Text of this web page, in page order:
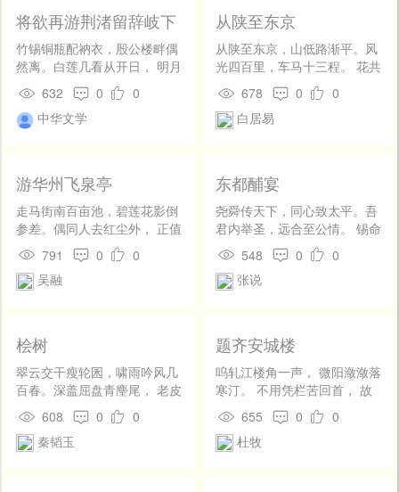
倒是“革新通信社”。其实是，
这岂但奚落了“则其十之八九，
确为共产分子无疑”的漆树芬而
已呢，就是中国，也够受奚落
了。丁卯季冬Ｘ日。 来源于香
港公司注册
www.11company.com管理专
家来源于香港公司注册
理，迟尔一来翔。
将欲再游荆渚留辞岐下
司徒
竹锡铜瓶配衲衣，殷公楼畔偶
然离。白莲几看从开日， 明月
长吟到落时。活计本无桑柘
润，疏慵寻有水云资。 今朝回
去精神别，为得头厅宰相诗。
632 0
0
中华文学
从陕至东京
从陕至东京，山低路渐平。风
光四百里，车马十三程。 花共
垂鞭看，杯多并辔倾。笙歌与
谈笑，随分自将行。
678 0
0
白居易
游华州飞泉亭
走马街南百亩池，碧莲花影倒
参差。偶同人去红尘外， 正值
僧归落照时。万事已为春弃
置，百忧须赖酒医治。 殷勤待
取前峰月，更倚阑干弄钓丝。
791 0
0
吴融
东都酺宴
尧舜传天下，同心致太平。吾
君内举圣，远合至公情。 锡命
承丕业，崇亲享大名。二天资
广运，两曜益齐明。 道畅昆虫
乐，恩深朽蠹荣。皇舆久西
遽，酒著讶寒轻。 喜气连云
阁，欢呼动洛城。人间知几
代，今日见河清。
548 0
0
张说
桧树
翠云交干瘦轮囷，啸雨吟风几
百春。深盖屈盘青麈尾， 老皮
张展黑龙鳞。唯堆寒色资琴
兴，不放秋声染俗尘。 岁月如
波事如梦，竟留苍翠待何人。
608 0
0
秦韬玉
题齐安城楼
呜轧江楼角一声， 微阳潋潋落
寒汀。 不用凭栏苦回首， 故
乡七十五长亭。
655 0
0
杜牧